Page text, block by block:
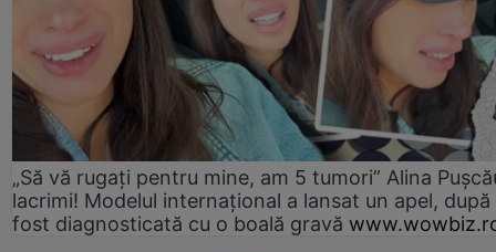
„Să vă rugați pentru mine, am 5 tumori” Alina
lacrimi! Modelul internațional a lansat un apel, după
fost diagnosticată cu o boală gravă